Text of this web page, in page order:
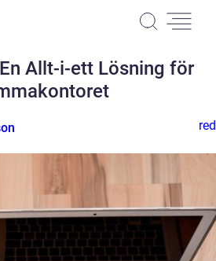
Allt-i-ett Lösning för